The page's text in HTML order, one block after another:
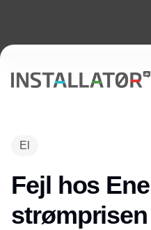
El
Fejl hos